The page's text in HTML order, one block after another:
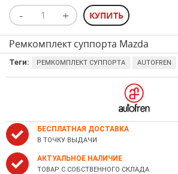
Ремкомплект суппорта Mazda
Теги: РЕМКОМПЛЕКТ СУППОРТА AUTOFREN
БЕСПЛАТНАЯ ДОСТАВКА
В ТОЧКУ ВЫДАЧИ
АКТУАЛЬНОЕ НАЛИЧИЕ
ТОВАР С СОБСТВЕННОГО СКЛАДА